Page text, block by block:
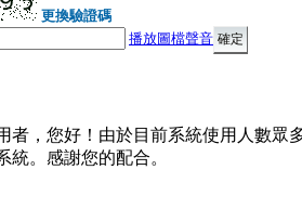
更換驗證碼
播放圖檔聲音
者，您好！由於目前系統使用人數眾
統。感謝您的配合。